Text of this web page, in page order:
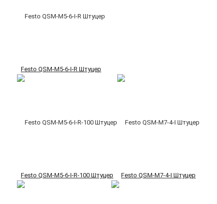
Festo QSM-M5-6-I-R Штуцер
Festo QSM-M5-6-I-R-100 Штуцер Festo QSM-M7-4-I Штуцер